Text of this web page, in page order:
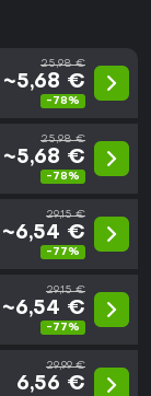
25,98 €
~5,68 €
-78%
25,98 €
~5,68 €
-78%
29,15 €
~6,54 €
-77%
29,15 €
~6,54 €
-77%
29,99 €
6,56 €